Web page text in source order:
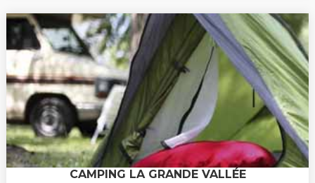
CAMPING LA GRANDE VALLÉE